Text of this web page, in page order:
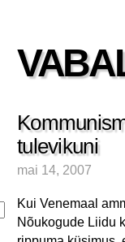
tulevikuni
mai 14, 2007
Kui Venemaal
Nõukogude Liidu